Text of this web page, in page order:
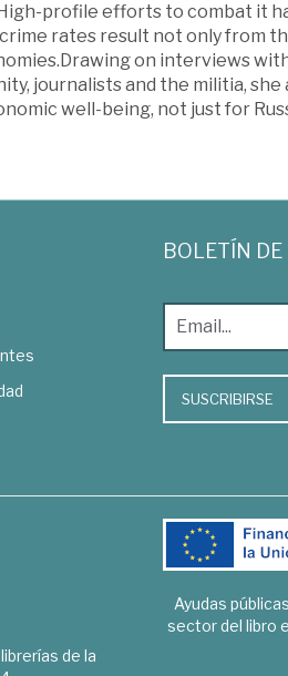
profile efforts to combat it
rates result not only from
on interviews
journalists and the militia,
well-being, not just for
BOLETÍN DE
SUSCRIBIRSE
de la
Ayudas
sector del libro